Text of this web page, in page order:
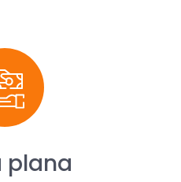
plana